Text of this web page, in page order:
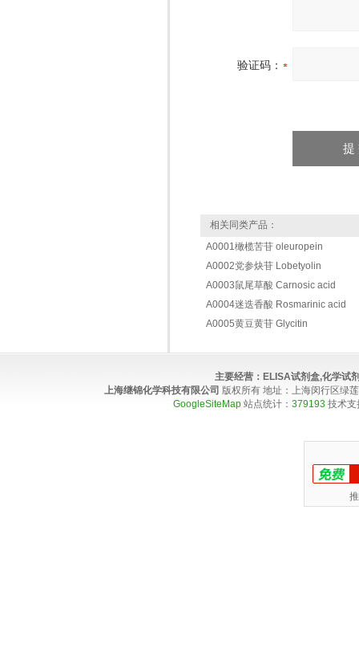
验证码：
相关同类产品：
A0001橄榄苦苷 oleuropein
A0002党参炔苷 Lobetyolin
A0003鼠尾草酸 Carnosic acid
A0004迷迭香酸 Rosmarinic acid
A0005黄豆黄苷 Glycitin
主要经营： ELISA试剂盒,化学试
上海继锦化学科技有限公司 版权所有 地址：上海闵行区绿
GoogleSiteMap 站点统计： 379193 技术支